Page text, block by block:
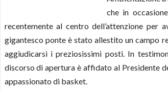
che in
recentemente al centro dell’attenzione per
gigantesco ponte è stato allestito un campo
aggiudicarsi i preziosissimi posti. In
discorso di apertura è affidato al Presidente
appassionato di basket.